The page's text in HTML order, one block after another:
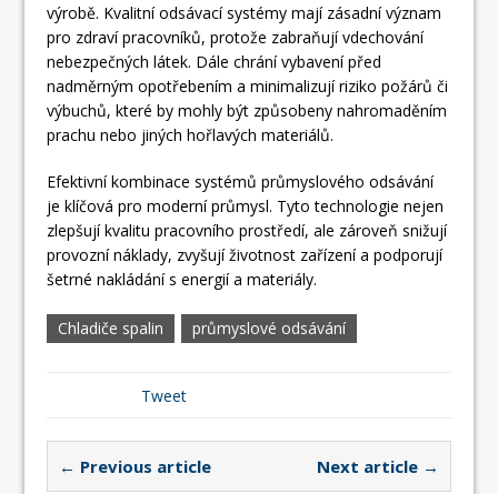
výrobě. Kvalitní odsávací systémy mají zásadní význam
pro zdraví pracovníků, protože zabraňují vdechování
nebezpečných látek. Dále chrání vybavení před
nadměrným opotřebením a minimalizují riziko požárů či
výbuchů, které by mohly být způsobeny nahromaděním
prachu nebo jiných hořlavých materiálů.
Efektivní kombinace systémů průmyslového odsávání
je klíčová pro moderní průmysl. Tyto technologie nejen
zlepšují kvalitu pracovního prostředí, ale zároveň snižují
provozní náklady, zvyšují životnost zařízení a podporují
šetrné nakládání s energií a materiály.
Chladiče spalin průmyslové odsávání
Tweet
← Previous article Next article →